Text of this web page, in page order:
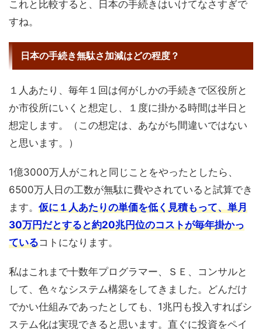
これと比較すると、日本の手続きはいけてなさすぎで
すね。
日本の手続き無駄さ加減はどの程度？
１人あたり、毎年１回は何がしかの手続きで区役所と
か市役所にいくと想定し、１度に掛かる時間は半日と
想定します。（この想定は、あながち間違いではない
と思います。）
1億3000万人がこれと同じことをやったとしたら、
6500万人日の工数が無駄に費やされていると試算でき
ます。仮に１人あたりの単価を低く見積もって、単月
30万円だとすると約20兆円位のコストが毎年掛かっ
ているコトになります。
私はこれまで十数年プログラマー、ＳＥ、コンサルと
して、色々なシステム構築をしてきました。どんだけ
でかい仕組みであったとしても、1兆円も投入すればシ
ステム化は実現できると思います。直ぐに投資をペイ